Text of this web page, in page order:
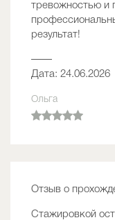
тревожностью и
результат!
——
Дата: 24.06.2026
Ольга
Отзыв о
Стажировкой